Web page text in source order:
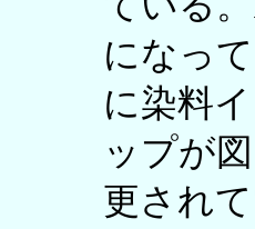
になっ
に染料
ップが
更され